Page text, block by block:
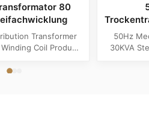
80
Transformer
Coil Product
Dry Type
50Hz
30KVA